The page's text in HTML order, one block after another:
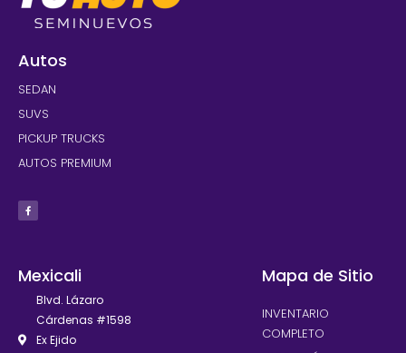
Autos
SEDAN
SUVS
PICKUP TRUCKS
AUTOS PREMIUM
Mexicali
Blvd. Lázaro
Cárdenas #1598
Ex Ejido
Mapa de Sitio
INVENTARIO
COMPLETO